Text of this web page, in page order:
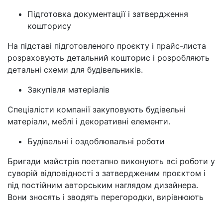
Підготовка документації і затвердження
кошторису
На підставі підготовленого проєкту і прайс-листа
розраховують детальний кошторис і розробляють
детальні схеми для будівельників.
Закупівля матеріалів
Спеціалісти компанії закуповують будівельні
матеріали, меблі і декоративні елементи.
Будівельні і оздоблювальні роботи
Бригади майстрів поетапно виконують всі роботи у
суворій відповідності з затвердженим проєктом і
під постійним авторським наглядом дизайнера.
Вони зносять і зводять перегородки, вирівнюють